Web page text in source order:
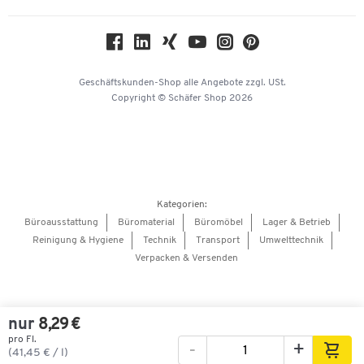
nur 8,29 €
pro Fl.
(41,45 € / l) - +
Bilder 360°-Ansicht
KinderHerz Zukunftsfonds
Barrierefreiheitserklärung
Onlinebewerbung Lieferant
Geschäftskunden-Shop alle Angebote zzgl. USt.
Copyright © Schäfer Shop 2026
Kategorien:
Büroausstattung
Büromaterial Büromöbel
Lager & Betrieb
Reinigung & Hygiene
Technik Transport
Umwelttechnik
Verpacken & Versenden